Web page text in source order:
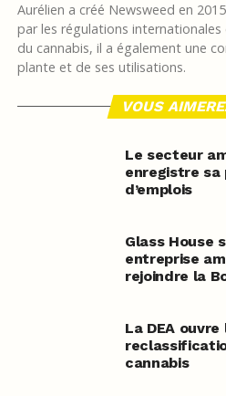
Aurélien a créé Newsweed en
par les régulations
du cannabis, il a également une
plante et de ses utilisations.
VOUS
Le secteur
enregistre sa
d’emplois
Glass House
entreprise
rejoindre la
La DEA
cannabis